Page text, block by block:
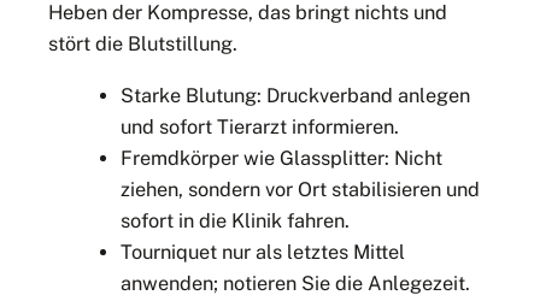
Heben der Kompresse, das bringt nichts und
stört die Blutstillung.
Starke Blutung: Druckverband anlegen
und sofort Tierarzt informieren.
Fremdkörper wie Glassplitter: Nicht
ziehen, sondern vor Ort stabilisieren und
sofort in die Klinik fahren.
Tourniquet nur als letztes Mittel
anwenden; notieren Sie die Anlegezeit.